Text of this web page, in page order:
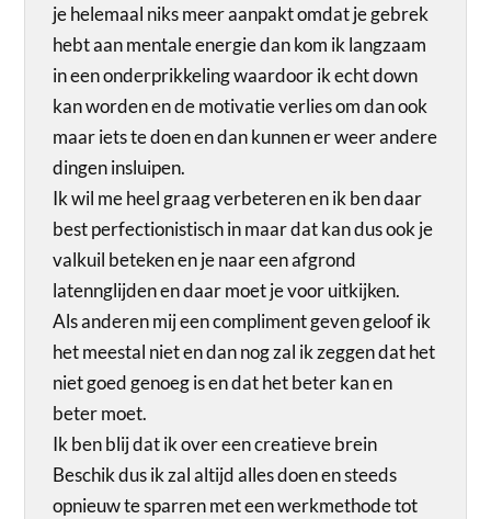
je helemaal niks meer aanpakt omdat je gebrek
hebt aan mentale energie dan kom ik langzaam
in een onderprikkeling waardoor ik echt down
kan worden en de motivatie verlies om dan ook
maar iets te doen en dan kunnen er weer andere
dingen insluipen.
Ik wil me heel graag verbeteren en ik ben daar
best perfectionistisch in maar dat kan dus ook je
valkuil beteken en je naar een afgrond
latennglijden en daar moet je voor uitkijken.
Als anderen mij een compliment geven geloof ik
het meestal niet en dan nog zal ik zeggen dat het
niet goed genoeg is en dat het beter kan en
beter moet.
Ik ben blij dat ik over een creatieve brein
Beschik dus ik zal altijd alles doen en steeds
opnieuw te sparren met een werkmethode tot